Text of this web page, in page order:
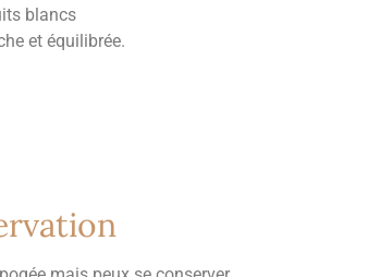
blancs
et équilibrée.